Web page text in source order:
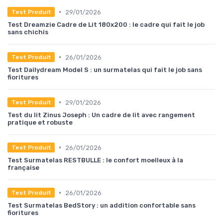
Test Produit •
29/01/2026
Test Dreamzie Cadre de Lit 180x200 : le cadre qui fait le job
sans chichis
Test Produit •
26/01/2026
Test Dailydream Model S : un surmatelas qui fait le job sans
fioritures
Test Produit •
29/01/2026
Test du lit Zinus Joseph : Un cadre de lit avec rangement
pratique et robuste
Test Produit •
26/01/2026
Test Surmatelas RESTBULLE : le confort moelleux à la
française
Test Produit •
26/01/2026
Test Surmatelas BedStory : un addition confortable sans
fioritures